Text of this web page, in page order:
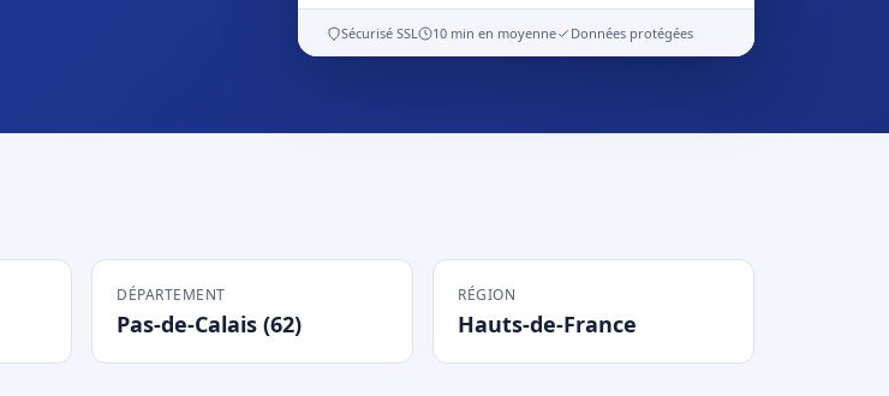
Sécurisé SSL 10 min en moyenne Données protégées
DÉPARTEMENT
Pas-de-Calais (62)
RÉGION
Hauts-de-France